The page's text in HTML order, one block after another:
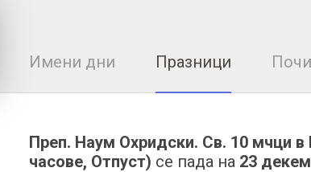
Имени дни Празници
Преп. Наум Охридски. Св. 10 мчци в
часове, Отпуст) се пада на 23